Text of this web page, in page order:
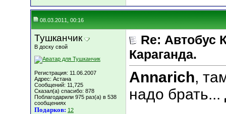
08.03.2011, 00:16
Тушканчик
В доску свой
Регистрация: 11.06.2007
Адрес: Астана
Сообщений: 11,725
Сказал(а) спасибо: 878
Поблагодарили 975 раз(а) в 538
сообщениях
Подарков: 12
Re: Автобус
Караганда.
Annarich,
надо